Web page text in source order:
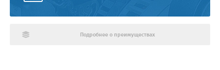
Подробнее о преимуществах